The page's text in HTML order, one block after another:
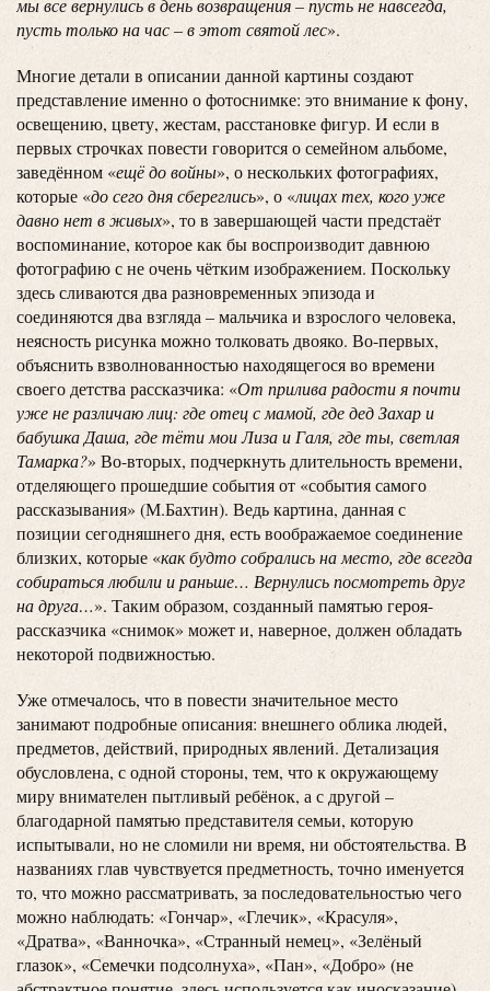
мы все вернулись в день возвращения – пусть не навсегда,
пусть только на час – в этот святой лес».
Многие детали в описании данной картины создают
представление именно о фотоснимке: это внимание к фону,
освещению, цвету, жестам, расстановке фигур. И если в
первых строчках повести говорится о семейном альбоме,
заведённом «ещё до войны», о нескольких фотографиях,
которые «до сего дня сбереглись», о «лицах тех, кого уже
давно нет в живых», то в завершающей части предстаёт
воспоминание, которое как бы воспроизводит давнюю
фотографию с не очень чётким изображением. Поскольку
здесь сливаются два разновременных эпизода и
соединяются два взгляда – мальчика и взрослого человека,
неясность рисунка можно толковать двояко. Во-первых,
объяснить взволнованностью находящегося во времени
своего детства рассказчика: «От прилива радости я почти
уже не различаю лиц: где отец с мамой, где дед Захар и
бабушка Даша, где тёти мои Лиза и Галя, где ты, светлая
Тамарка?» Во-вторых, подчеркнуть длительность времени,
отделяющего прошедшие события от «события самого
рассказывания» (М.Бахтин). Ведь картина, данная с
позиции сегодняшнего дня, есть воображаемое соединение
близких, которые «как будто собрались на место, где всегда
собираться любили и раньше… Вернулись посмотреть друг
на друга…». Таким образом, созданный памятью героя-
рассказчика «снимок» может и, наверное, должен обладать
некоторой подвижностью.
Уже отмечалось, что в повести значительное место
занимают подробные описания: внешнего облика людей,
предметов, действий, природных явлений. Детализация
обусловлена, с одной стороны, тем, что к окружающему
миру внимателен пытливый ребёнок, а с другой –
благодарной памятью представителя семьи, которую
испытывали, но не сломили ни время, ни обстоятельства. В
названиях глав чувствуется предметность, точно именуется
то, что можно рассматривать, за последовательностью чего
можно наблюдать: «Гончар», «Глечик», «Красуля»,
«Дратва», «Ванночка», «Странный немец», «Зелёный
глазок», «Семечки подсолнуха», «Пан», «Добро» (не